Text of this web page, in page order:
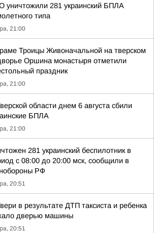
уничтожили 281 украинский БПЛА
типа
21:00
Троицы Живоначальной на тверском
Оршина монастыря отметили
праздник
21:00
области днем 6 августа сбили
БПЛА
21:00
281 украинский беспилотник в
с 08:00 до 20:00 мск, сообщили в
РФ
20:51
в результате ДТП таксиста и ребенка
дверью машины
20:51